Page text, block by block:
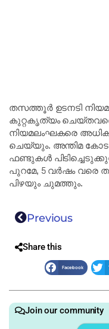
തസത്തൂർ ഉടനടി
കുറ്റകൃത്യം
നിയമലംഘകരെ
ചെയ്യും. അന്തിമ
ഫണ്ടുകൾ
പുറമേ, 5 വർഷം വരെ
പിഴയും ചുമത്തും.
Previous
Share this
Facebook
Join our community